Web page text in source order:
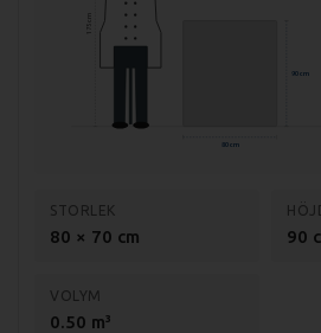
175 cm
90 cm
80 cm
STORLEK
80 × 70 cm 90
VOLYM
0.50 m³